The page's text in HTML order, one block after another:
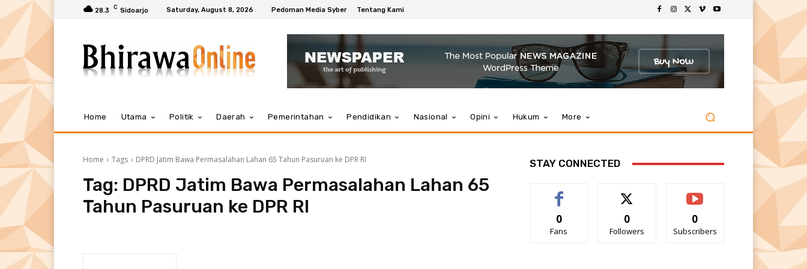
28.3 C Sidoarjo Saturday, August 8, 2026 Pedoman Media Syber Tentang Kami
Home Utama Politik Daerah Pemerintahan Pendidikan Nasional Opini Hukum More
Home Tags DPRD Jatim Bawa Permasalahan Lahan 65 Tahun Pasuruan ke DPR RI
Tag: DPRD Jatim Bawa Permasalahan Lahan 65
Tahun Pasuruan ke DPR RI
STAY CONNECTED
0
Fans
0
Followers
0
Subscribers